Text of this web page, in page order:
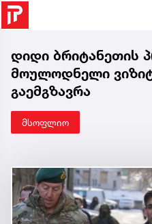
დიდი ბრიტანეთის
მოულოდნელი
გაემგზავრა
მსოფლიო